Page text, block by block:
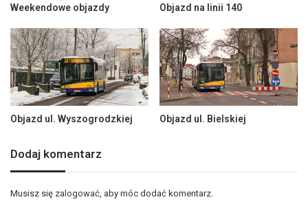
Weekendowe objazdy Objazd na linii 140
Objazd ul. Wyszogrodzkiej Objazd ul. Bielskiej
Dodaj komentarz
Musisz się zalogować , aby móc dodać komentarz.